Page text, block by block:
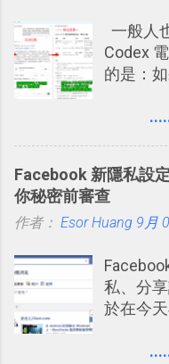
2016/7/
帳？我
2016/7/
2016/8
技！最
學 2016/
急時間
用 Trello
2017/6
旅行？
卡片不
來一個
拉長時
海中更
要準備
練習的
的卡片
樣的軟
一般人
Codex
的是：
（
打造一
Facebook 新隱私設
你秘密前審查
作者： Esor Huang 9月
私、分
於在今
用新版